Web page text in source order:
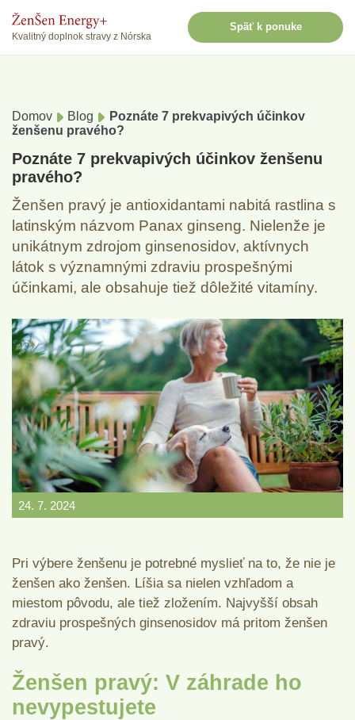
Kvalitný doplnok stravy z Nórska
Späť k ponuke
Domov Blog
Poznáte 7 prekvapivých účinkov
ženšenu pravého?
Poznáte 7 prekvapivých účinkov ženšenu
pravého?
Ženšen pravý je antioxidantami nabitá rastlina s
latinským názvom Panax ginseng. Nielenže je
unikátnym zdrojom ginsenosidov, aktívnych
látok s významnými zdraviu prospešnými
účinkami, ale obsahuje tiež dôležité vitamíny.
24. 7. 2024
Pri výbere ženšenu je potrebné myslieť na to, že nie je
ženšen ako ženšen. Líšia sa nielen vzhľadom a
miestom pôvodu, ale tiež zložením. Najvyšší obsah
zdraviu prospešných ginsenosidov má pritom ženšen
pravý.
Ženšen pravý: V záhrade ho
nevypestujete